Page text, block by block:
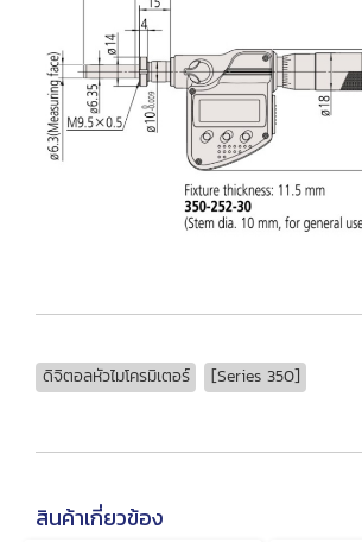
ดิจิตอลหัวไมโครมิเตอร์ [Series 350]
สินค้าเกี่ยวข้อง